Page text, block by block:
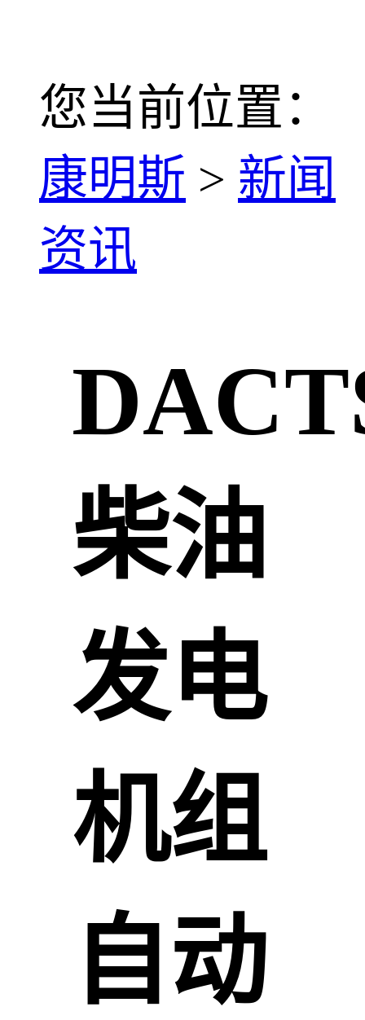
您当前位置：
康明斯 > 新闻
资讯
柴油
发电
机组
自动